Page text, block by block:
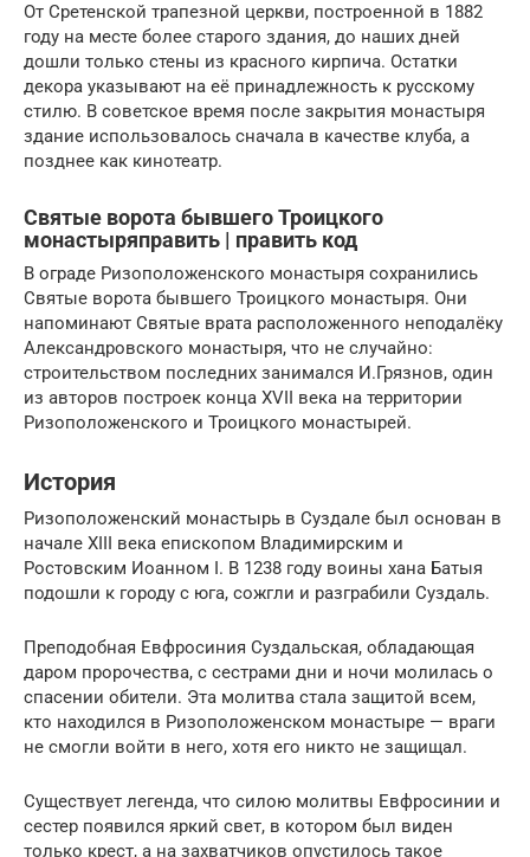
От Сретенской трапезной церкви, построенной в 1882
году на месте более старого здания, до наших дней
дошли только стены из красного кирпича. Остатки
декора указывают на её принадлежность к русскому
стилю. В советское время после закрытия монастыря
здание использовалось сначала в качестве клуба, а
позднее как кинотеатр.
Святые ворота бывшего Троицкого
монастыряправить | править код
В ограде Ризоположенского монастыря сохранились
Святые ворота бывшего Троицкого монастыря. Они
напоминают Святые врата расположенного неподалёку
Александровского монастыря, что не случайно:
строительством последних занимался И.Грязнов, один
из авторов построек конца XVII века на территории
Ризоположенского и Троицкого монастырей.
История
Ризоположенский монастырь в Суздале был основан в
начале XIII века епископом Владимирским и
Ростовским Иоанном I. В 1238 году воины хана Батыя
подошли к городу с юга, сожгли и разграбили Суздаль.
Преподобная Евфросиния Суздальская, обладающая
даром пророчества, с сестрами дни и ночи молилась о
спасении обители. Эта молитва стала защитой всем,
кто находился в Ризоположенском монастыре — враги
не смогли войти в него, хотя его никто не защищал.
Существует легенда, что силою молитвы Евфросинии и
сестер появился яркий свет, в котором был виден
только крест, а на захватчиков опустилось такое